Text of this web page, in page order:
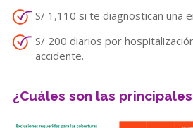
S/ 1,110 si te diagnostican una
S/ 200 diarios por
accidente.
¿Cuáles son las